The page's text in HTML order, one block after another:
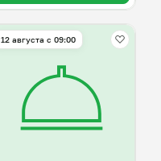
12 августа с 09:00